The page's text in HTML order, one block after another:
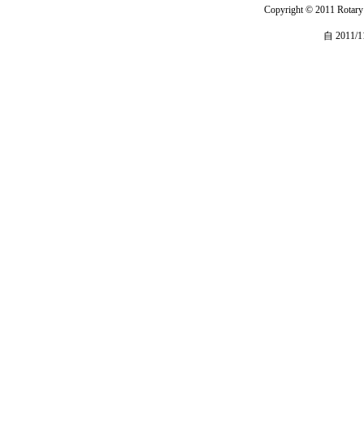
Copyright © 2011
自 2011/